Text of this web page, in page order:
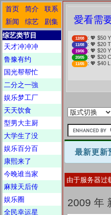
首页 简介
联系
新闻
综艺
剧集
综艺类节目
天才冲冲冲
鲁豫有约
国光帮帮忙
二分之一強
娱乐梦工厂
天天饮食
型男大主厨
大学生了没
娱乐百分百
康熙来了
今晚谁当家
麻辣天后传
娱乐圈
全民幸运星
❤️ 愛看需要
12/08 : 💖 $50 Y
11/08 : 💖 $20 T
19/06 : 💖 $20 Y
20/05 : 💖 $20 C
11/05 : 💖 $40 L
最新更新
由于服务器过
2009 年